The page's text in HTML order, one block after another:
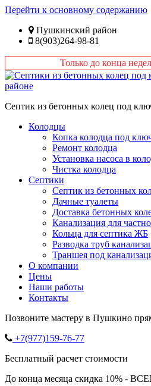
Перейти к основному содержанию
Пушкинский район
8(903)264-98-81
Только до конца
Септик из бетонных колец под
Колодцы
Копка колодца под
Ремонт колодца
Установка насоса в
Чистка колодца
Септики
Септик из бетонных
Дачные туалеты
Доставка бетонных
Канализация для
Кольца для септика ЖБ
Разводка труб
Траншея под
О компании
Цены
Наши работы
Контакты
Позвоните мастеру в Пушкино
+7(977)159-76-77
Бесплатный расчет стоимости
До конца месяца скидка 10% -